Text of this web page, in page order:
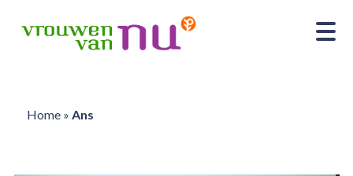
Home» Ans